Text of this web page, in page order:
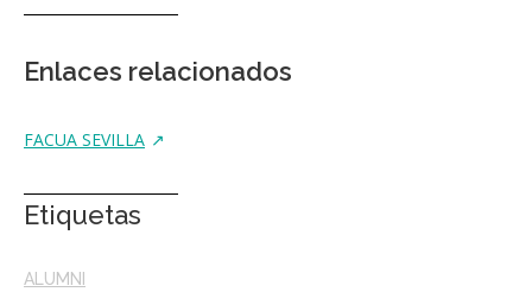
Enlaces relacionados
FACUA SEVILLA
Etiquetas
ALUMNI